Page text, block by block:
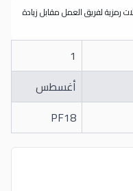
رمزية لفريق العمل مقابل زيادة
1
أغسطس
PF18